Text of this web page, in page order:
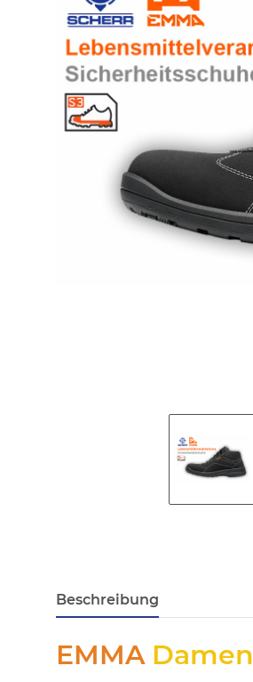
Beschreibung
EMMA Damen